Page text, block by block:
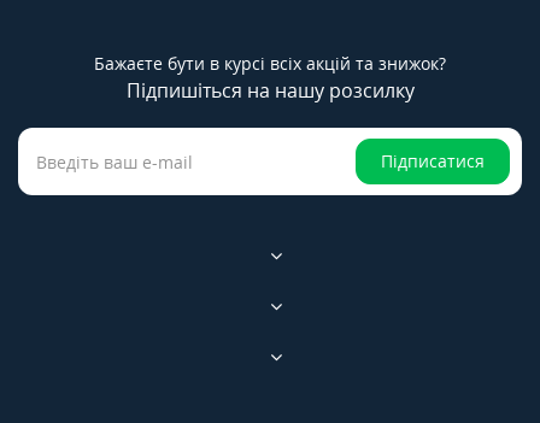
Бажаєте бути в курсі всіх акцій та знижок?
Підпишіться на нашу розсилку
Підписатися